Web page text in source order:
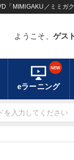
MIMIGAKU／ミミガ
ようこそ、 ゲスト
eラーニング
NEW